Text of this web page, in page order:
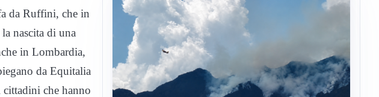
da Ruffini, che in
nascita di una
in Lombardia,
da Equitalia
che hanno